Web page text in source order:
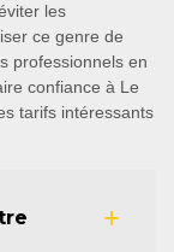
les
ce genre de
professionnels en
confiance à Le
tarifs intéressants